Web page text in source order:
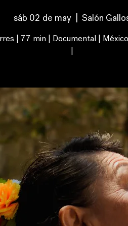
sáb 02 de may Salón
| 77 min | Documental |